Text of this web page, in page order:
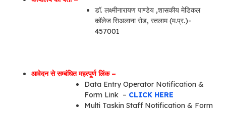
डॉ. लक्ष्मीनारायण पाण्डेय ,शासकीय मेडिकल
कॉलेज सिअलाना रोड, रतलाम (म.प्र.)-
457001
आवेदन से सम्बंधित महत्पूर्ण लिंक –
Data Entry Operator Notification &
Form Link – CLICK HERE
Multi Taskin Staff Notification & Form